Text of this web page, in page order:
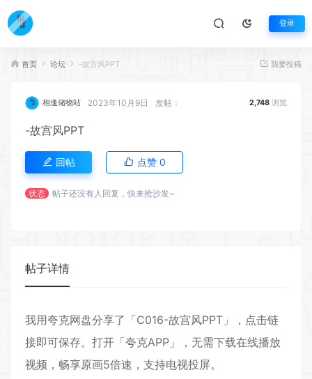
登录
首页 论坛 -故宫风PPT 我要投稿
相逢储物站 2023年10月9日 发帖： 2,748 浏览
-故宫风PPT
回帖 点赞 0
状态 帖子还没有人回复，快来抢沙发~
帖子详情
我用夸克网盘分享了「C016-故宫风PPT」，点击链
接即可保存。打开「夸克APP」，无需下载在线播放
视频，畅享原画5倍速，支持电视投屏。